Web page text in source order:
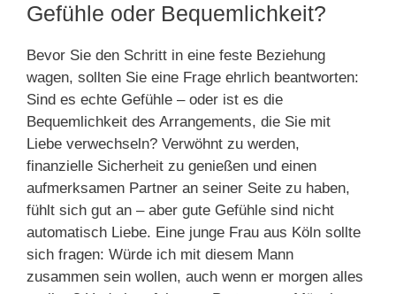
Gefühle oder Bequemlichkeit?
Bevor Sie den Schritt in eine feste Beziehung
wagen, sollten Sie eine Frage ehrlich beantworten:
Sind es echte Gefühle – oder ist es die
Bequemlichkeit des Arrangements, die Sie mit
Liebe verwechseln? Verwöhnt zu werden,
finanzielle Sicherheit zu genießen und einen
aufmerksamen Partner an seiner Seite zu haben,
fühlt sich gut an – aber gute Gefühle sind nicht
automatisch Liebe. Eine junge Frau aus Köln sollte
sich fragen: Würde ich mit diesem Mann
zusammen sein wollen, auch wenn er morgen alles